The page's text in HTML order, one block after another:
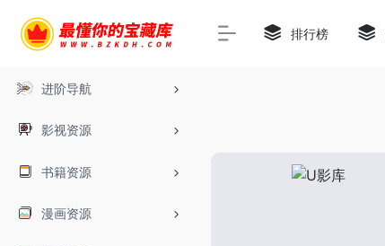
进阶导航
影视资源
书籍资源
漫画资源
排行榜